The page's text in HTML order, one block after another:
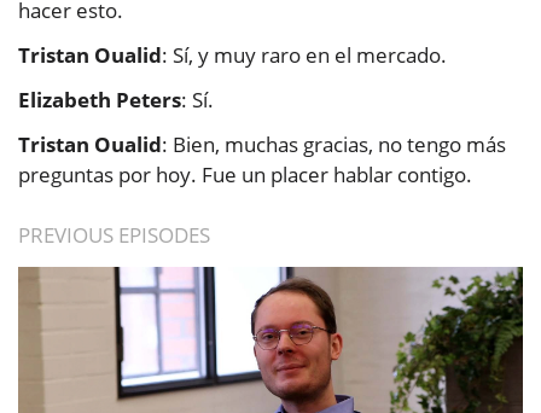
hacer esto.
Tristan Oualid: Sí, y muy raro en el mercado.
Elizabeth Peters: Sí.
Tristan Oualid: Bien, muchas gracias, no tengo más
preguntas por hoy. Fue un placer hablar contigo.
PREVIOUS EPISODES